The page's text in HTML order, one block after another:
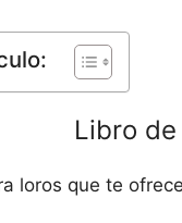
Libro
loros que te